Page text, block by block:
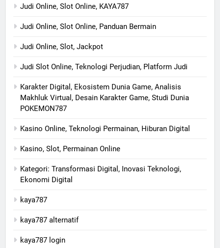
Judi Online, Slot Online, KAYA787
Judi Online, Slot Online, Panduan Bermain
Judi Online, Slot, Jackpot
Judi Slot Online, Teknologi Perjudian, Platform Judi
Karakter Digital, Ekosistem Dunia Game, Analisis
Makhluk Virtual, Desain Karakter Game, Studi Dunia
POKEMON787
Kasino Online, Teknologi Permainan, Hiburan Digital
Kasino, Slot, Permainan Online
Kategori: Transformasi Digital, Inovasi Teknologi,
Ekonomi Digital
kaya787
kaya787 alternatif
kaya787 login